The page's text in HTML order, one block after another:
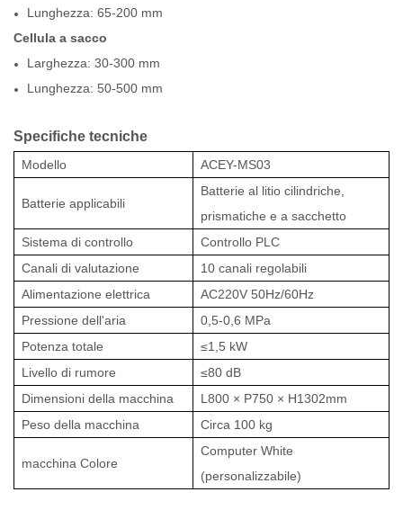
Lunghezza: 65-200 mm
Cellula a sacco
Larghezza: 30-300 mm
Lunghezza: 50-500 mm
Specifiche tecniche
Modello ACEY-MS03
Batterie applicabili
Batterie al litio cilindriche,
prismatiche e a sacchetto
Sistema di controllo
Controllo PLC
Canali di valutazione
10 canali regolabili
Alimentazione elettrica
AC220V 50Hz/60Hz
Pressione dell'aria
0,5-0,6 MPa
Potenza totale
≤1,5 kW
Livello di rumore
≤80 dB
Dimensioni della macchina
L800 × P750 × H1302mm
Peso della macchina
Circa 100 kg
macchina Colore
Computer White
(personalizzabile)